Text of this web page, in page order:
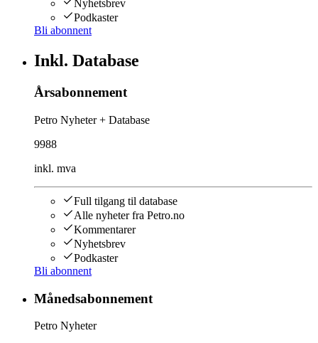
Nyhetsbrev
Podkaster
Bli abonnent
Inkl. Database
Årsabonnement
Petro Nyheter + Database
9988
inkl. mva
Full tilgang til database
Alle nyheter fra Petro.no
Kommentarer
Nyhetsbrev
Podkaster
Bli abonnent
Månedsabonnement
Petro Nyheter